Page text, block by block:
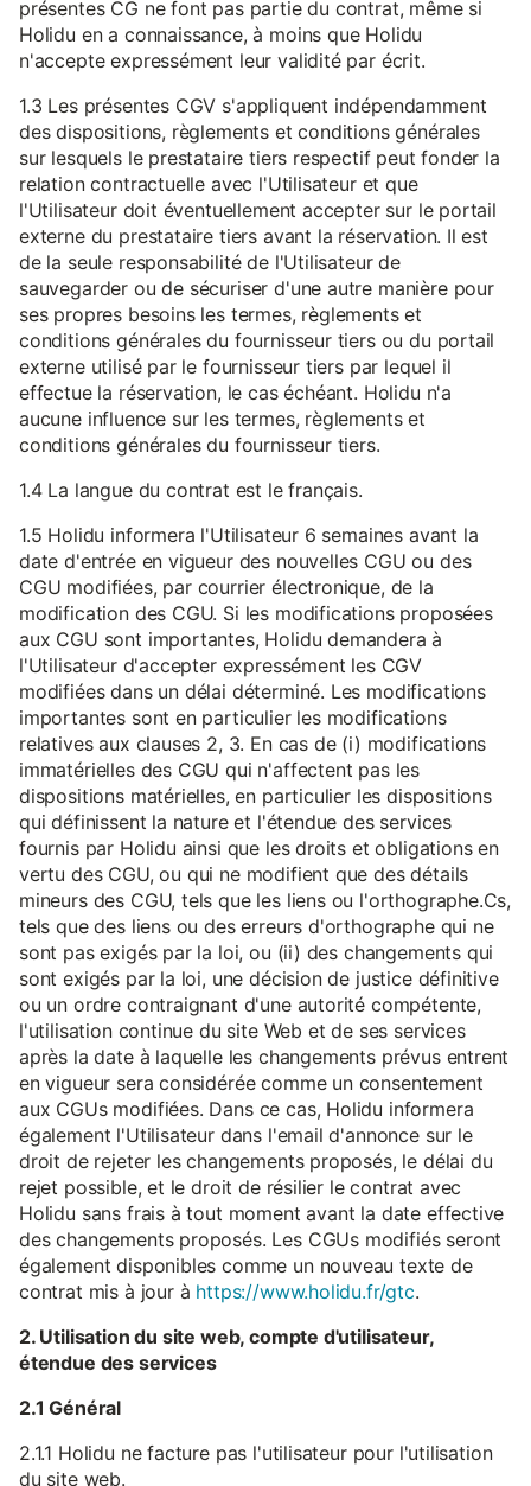
présentes CG ne font pas partie du contrat, même si
Holidu en a connaissance, à moins que Holidu
n'accepte expressément leur validité par écrit.
1.3 Les présentes CGV s'appliquent indépendamment
des dispositions, règlements et conditions générales
sur lesquels le prestataire tiers respectif peut fonder la
relation contractuelle avec l'Utilisateur et que
l'Utilisateur doit éventuellement accepter sur le portail
externe du prestataire tiers avant la réservation. Il est
de la seule responsabilité de l'Utilisateur de
sauvegarder ou de sécuriser d'une autre manière pour
ses propres besoins les termes, règlements et
conditions générales du fournisseur tiers ou du portail
externe utilisé par le fournisseur tiers par lequel il
effectue la réservation, le cas échéant. Holidu n'a
aucune influence sur les termes, règlements et
conditions générales du fournisseur tiers.
1.4 La langue du contrat est le français.
1.5 Holidu informera l'Utilisateur 6 semaines avant la
date d'entrée en vigueur des nouvelles CGU ou des
CGU modifiées, par courrier électronique, de la
modification des CGU. Si les modifications proposées
aux CGU sont importantes, Holidu demandera à
l'Utilisateur d'accepter expressément les CGV
modifiées dans un délai déterminé. Les modifications
importantes sont en particulier les modifications
relatives aux clauses 2, 3. En cas de (i) modifications
immatérielles des CGU qui n'affectent pas les
dispositions matérielles, en particulier les dispositions
qui définissent la nature et l'étendue des services
fournis par Holidu ainsi que les droits et obligations en
vertu des CGU, ou qui ne modifient que des détails
mineurs des CGU, tels que les liens ou l'orthographe.Cs,
tels que des liens ou des erreurs d'orthographe qui ne
sont pas exigés par la loi, ou (ii) des changements qui
sont exigés par la loi, une décision de justice définitive
ou un ordre contraignant d'une autorité compétente,
l'utilisation continue du site Web et de ses services
après la date à laquelle les changements prévus entrent
en vigueur sera considérée comme un consentement
aux CGUs modifiées. Dans ce cas, Holidu informera
également l'Utilisateur dans l'email d'annonce sur le
droit de rejeter les changements proposés, le délai du
rejet possible, et le droit de résilier le contrat avec
Holidu sans frais à tout moment avant la date effective
des changements proposés. Les CGUs modifiés seront
également disponibles comme un nouveau texte de
contrat mis à jour à https://www.holidu.fr/gtc.
2. Utilisation du site web, compte d'utilisateur,
étendue des services
2.1 Général
2.1.1 Holidu ne facture pas l'utilisateur pour l'utilisation
du site web.